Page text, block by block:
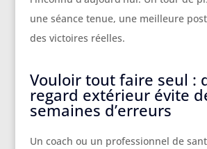
une séance tenue, une meilleure
des victoires réelles.
Vouloir tout faire seul :
regard extérieur évite
semaines d’erreurs
Un coach ou un professionnel de